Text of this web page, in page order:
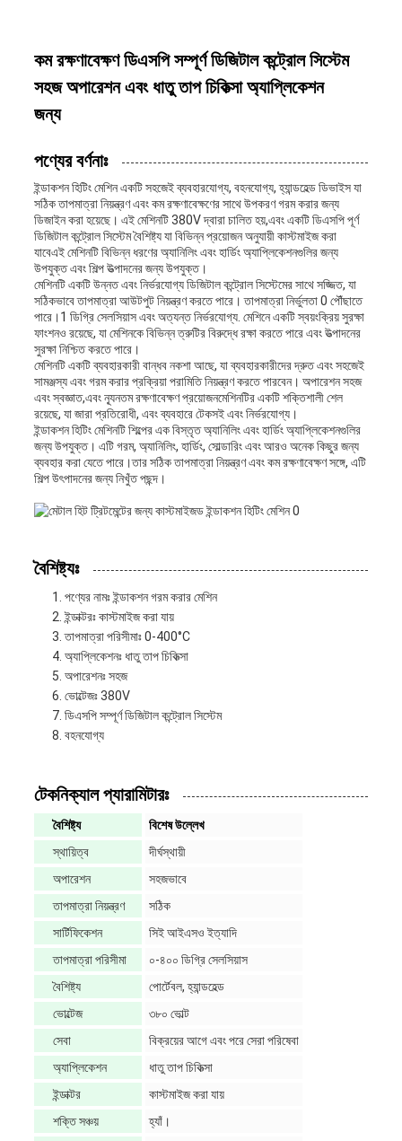
কম রক্ষণাবেক্ষণ ডিএসপি সম্পূর্ণ ডিজিটাল কন্ট্রোল সিস্টেম
সহজ অপারেশন এবং ধাতু তাপ চিকিত্সা অ্যাপ্লিকেশন
জন্য
পণ্যের বর্ণনাঃ
ইন্ডাকশন হিটিং মেশিন একটি সহজেই ব্যবহারযোগ্য, বহনযোগ্য, হ্যান্ডহেল্ড ডিভাইস যা
সঠিক তাপমাত্রা নিয়ন্ত্রণ এবং কম রক্ষণাবেক্ষণের সাথে উপকরণ গরম করার জন্য
ডিজাইন করা হয়েছে। এই মেশিনটি 380V দ্বারা চালিত হয়,এবং একটি ডিএসপি পূর্ণ
ডিজিটাল কন্ট্রোল সিস্টেম বৈশিষ্ট্য যা বিভিন্ন প্রয়োজন অনুযায়ী কাস্টমাইজ করা
যাবেএই মেশিনটি বিভিন্ন ধরণের অ্যানিলিং এবং হার্ডিং অ্যাপ্লিকেশনগুলির জন্য
উপযুক্ত এবং শিল্প উত্পাদনের জন্য উপযুক্ত।
মেশিনটি একটি উন্নত এবং নির্ভরযোগ্য ডিজিটাল কন্ট্রোল সিস্টেমের সাথে সজ্জিত, যা
সঠিকভাবে তাপমাত্রা আউটপুট নিয়ন্ত্রণ করতে পারে। তাপমাত্রা নির্ভুলতা 0 পৌঁছাতে
পারে।1 ডিগ্রি সেলসিয়াস এবং অত্যন্ত নির্ভরযোগ্য. মেশিনে একটি স্বয়ংক্রিয় সুরক্ষা
ফাংশনও রয়েছে, যা মেশিনকে বিভিন্ন ত্রুটির বিরুদ্ধে রক্ষা করতে পারে এবং উত্পাদনের
সুরক্ষা নিশ্চিত করতে পারে।
মেশিনটি একটি ব্যবহারকারী বান্ধব নকশা আছে, যা ব্যবহারকারীদের দ্রুত এবং সহজেই
সামঞ্জস্য এবং গরম করার প্রক্রিয়া পরামিতি নিয়ন্ত্রণ করতে পারবেন। অপারেশন সহজ
এবং স্বজ্ঞাত,এবং ন্যূনতম রক্ষণাবেক্ষণ প্রয়োজনমেশিনটির একটি শক্তিশালী শেল
রয়েছে, যা জারা প্রতিরোধী, এবং ব্যবহারে টেকসই এবং নির্ভরযোগ্য।
ইন্ডাকশন হিটিং মেশিনটি শিল্পের এক বিস্তৃত অ্যানিলিং এবং হার্ডিং অ্যাপ্লিকেশনগুলির
জন্য উপযুক্ত। এটি গরম, অ্যানিলিং, হার্ডিং, সোল্ডারিং এবং আরও অনেক কিছুর জন্য
ব্যবহার করা যেতে পারে।তার সঠিক তাপমাত্রা নিয়ন্ত্রণ এবং কম রক্ষণাবেক্ষণ সঙ্গে, এটি
শিল্প উৎপাদনের জন্য নিখুঁত পছন্দ।
বৈশিষ্ট্যঃ
পণ্যের নামঃ ইন্ডাকশন গরম করার মেশিন
ইন্ডাক্টরঃ কাস্টমাইজ করা যায়
তাপমাত্রা পরিসীমাঃ 0-400°C
অ্যাপ্লিকেশনঃ ধাতু তাপ চিকিত্সা
অপারেশনঃ সহজ
ভোল্টেজঃ 380V
ডিএসপি সম্পূর্ণ ডিজিটাল কন্ট্রোল সিস্টেম
বহনযোগ্য
টেকনিক্যাল প্যারামিটারঃ
বৈশিষ্ট্য
বিশেষ উল্লেখ
স্থায়িত্ব
দীর্ঘস্থায়ী
অপারেশন
সহজভাবে
তাপমাত্রা নিয়ন্ত্রণ
সঠিক
সার্টিফিকেশন
সিই আইএসও ইত্যাদি
তাপমাত্রা পরিসীমা
০-৪০০ ডিগ্রি সেলসিয়াস
বৈশিষ্ট্য
পোর্টেবল, হ্যান্ডহেল্ড
ভোল্টেজ
৩৮০ ভোল্ট
সেবা
বিক্রয়ের আগে এবং পরে সেরা পরিষেবা
অ্যাপ্লিকেশন
ধাতু তাপ চিকিত্সা
ইন্ডাক্টর
কাস্টমাইজ করা যায়
শক্তি সঞ্চয়
হ্যাঁ।